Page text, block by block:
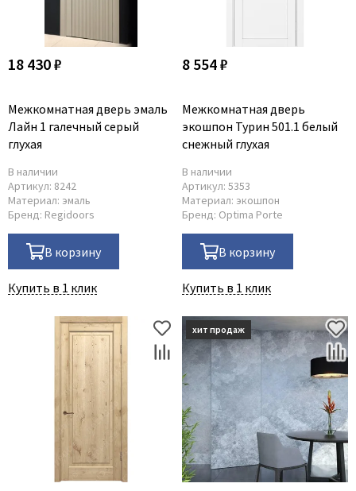
18 430 ₽
Межкомнатная дверь эмаль
Лайн 1 галечный серый
глухая
В наличии
Артикул: 8242
Материал: эмаль
Бренд: Regidoors
В корзину
Купить в 1 клик
8 554 ₽
Межкомнатная дверь
экошпон Турин 501.1 белый
снежный глухая
В наличии
Артикул: 5353
Материал: экошпон
Бренд: Optima Porte
В корзину
Купить в 1 клик